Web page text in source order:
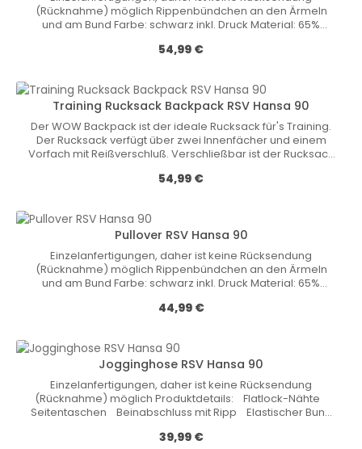
(Rücknahme) möglich Rippenbündchen an den Ärmeln
und am Bund Farbe: schwarz inkl. Druck Material: 65%
Обычная цена:
54,99 €
Training Rucksack Backpack RSV Hansa 90
Der WOW Backpack ist der ideale Rucksack für's Training.
Der Rucksack verfügt über zwei Innenfächer und einem
Vorfach mit Reißverschluß. Verschließbar ist der Rucksack
Netzeinsätze, gepolsterte Rückengurte und ist sehr leicht.
Обычная цена:
54,99 €
Pullover RSV Hansa 90
Einzelanfertigungen, daher ist keine Rücksendung
(Rücknahme) möglich Rippenbündchen an den Ärmeln
und am Bund Farbe: schwarz inkl. Druck Material: 65%
Обычная цена:
44,99 €
Jogginghose RSV Hansa 90
Einzelanfertigungen, daher ist keine Rücksendung
(Rücknahme) möglich Produktdetails: Flatlock-Nähte
Seitentaschen Beinabschluss mit Ripp Elastischer Bund
Baumwolle, 30 % Polyester, 300 g/qm Farbe:
Обычная цена:
39,99 €